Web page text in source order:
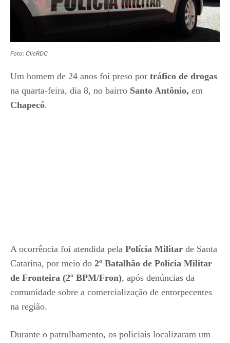
Foto: ClicRDC
Um homem de 24 anos foi preso por tráfico de drogas
na quarta-feira, dia 8, no bairro Santo Antônio, em
Chapecó.
A ocorrência foi atendida pela Polícia Militar de Santa
Catarina, por meio do 2º Batalhão de Polícia Militar
de Fronteira (2º BPM/Fron), após denúncias da
comunidade sobre a comercialização de entorpecentes
na região.
Durante o patrulhamento, os policiais localizaram um